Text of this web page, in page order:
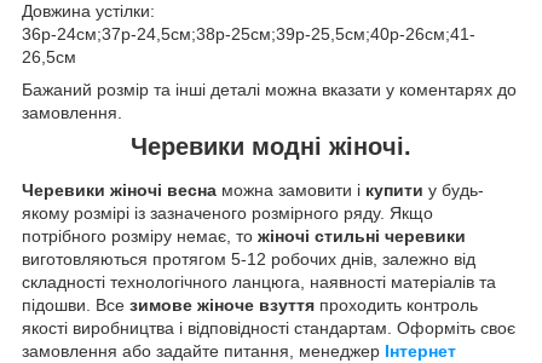
Довжина устілки:
36р-24см;37р-24,5см;38р-25см;39р-25,5см;40р-26см;41-
26,5см
Бажаний розмір та інші деталі можна вказати у коментарях до
замовлення.
Черевики модні жіночі.
Черевики жіночі весна можна замовити і купити у будь-
якому розмірі із зазначеного розмірного ряду. Якщо
потрібного розміру немає, то жіночі стильні черевики
виготовляються протягом 5-12 робочих днів, залежно від
складності технологічного ланцюга, наявності матеріалів та
підошви. Все зимове жіноче взуття проходить контроль
якості виробництва і відповідності стандартам. Оформіть своє
замовлення або задайте питання, менеджер Інтернет